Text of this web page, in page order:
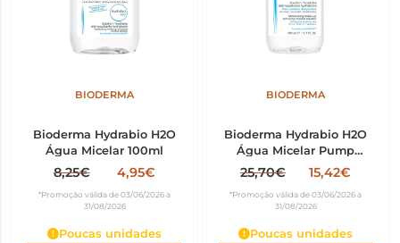
BIODERMA
Bioderma Hydrabio H2O
Água Micelar 100ml
8,25€ 4,95€
*Promoção válida de 03/06/2026 a
31/08/2026
Poucas unidades
BIODERMA
Bioderma Hydrabio H2O
Água Micelar Pump
500ml
25,70€ 15,42€
*Promoção válida de 03/06/2026 a
31/08/2026
Poucas unidades